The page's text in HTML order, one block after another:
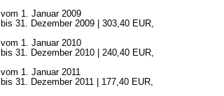
vom 1. Januar 2009
bis 31. Dezember 2009 | 303,40 EUR,
vom 1. Januar 2010
bis 31. Dezember 2010 | 240,40 EUR,
vom 1. Januar 2011
bis 31. Dezember 2011 | 177,40 EUR,